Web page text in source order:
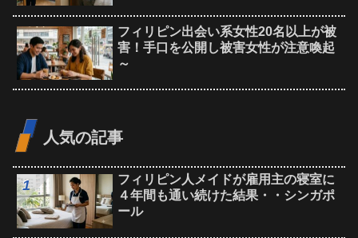
フィリピン出会い系女性20名以上が被
害！手口を公開し被害女性が注意喚起
～
人気の記事
フィリピン人メイドが雇用主の寝室に
４年間も通い続けた結果・・シンガポ
ール